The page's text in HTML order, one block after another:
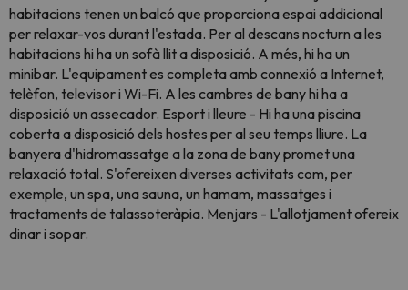
habitacions tenen un balcó que proporciona espai addicional
per relaxar-vos durant l'estada. Per al descans nocturn a les
habitacions hi ha un sofà llit a disposició. A més, hi ha un
minibar. L'equipament es completa amb connexió a Internet,
telèfon, televisor i Wi-Fi. A les cambres de bany hi ha a
disposició un assecador. Esport i lleure - Hi ha una piscina
coberta a disposició dels hostes per al seu temps lliure. La
banyera d'hidromassatge a la zona de bany promet una
relaxació total. S'ofereixen diverses activitats com, per
exemple, un spa, una sauna, un hamam, massatges i
tractaments de talassoteràpia. Menjars - L'allotjament ofereix
dinar i sopar.